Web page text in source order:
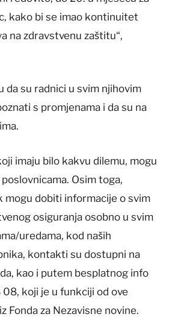
kako bi se imao kontinuitet
na zdravstvenu zaštitu“,
da su radnici u svim njihovim
s promjenama i da su na
imaju bilo kakvu dilemu, mogu
Osim toga,
mogu dobiti informacije o svim
osiguranja osobno u svim
uredama, kod naših
kontakti su dostupni na
kao i putem besplatnog info
koji je u funkciji od ove
Fonda za Nezavisne novine.